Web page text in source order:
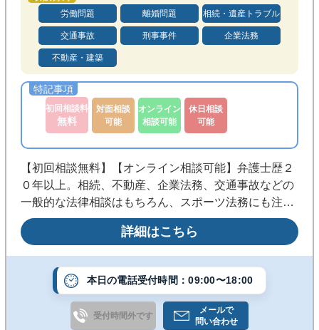
労働問題 離婚問題 相続・遺産トラブル
交通事故 刑事事件 企業法務
不動産・建築
初回相談料
無料
対面相談
可能
オンライン
相談可能
休日相談
可能
【初回相談無料】【オンライン相談可能】弁護士歴２
０年以上。相続、不動産、企業法務、交通事故などの
一般的な法律相談はもちろん、スポーツ法務にも注力
しています！心のトラブルなど法律や裁判では解決で
きない悩み事にも対応し、納得できる解決を目指しま
す。
詳細はこちら
本日の電話受付時間：09:00〜18:00
受付時間外です
メールで
問い合わせ